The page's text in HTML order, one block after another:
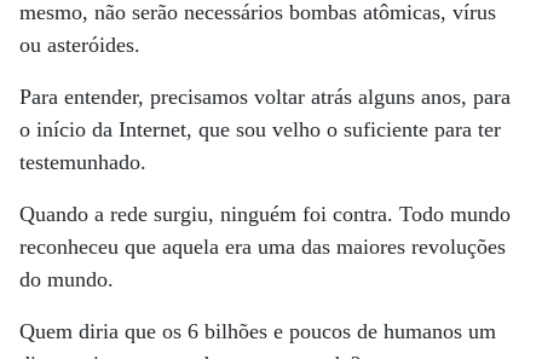
mesmo, não serão necessários bombas atômicas, vírus
ou asteróides.
Para entender, precisamos voltar atrás alguns anos, para
o início da Internet, que sou velho o suficiente para ter
testemunhado.
Quando a rede surgiu, ninguém foi contra. Todo mundo
reconheceu que aquela era uma das maiores revoluções
do mundo.
Quem diria que os 6 bilhões e poucos de humanos um